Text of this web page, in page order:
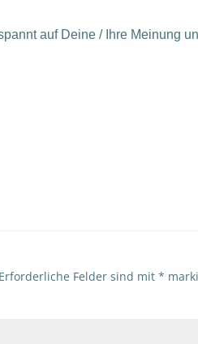
auf Deine / Ihre Meinung
Erforderliche Felder sind mit *